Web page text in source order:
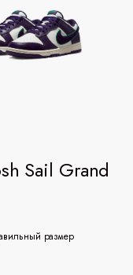
Sail Grand
размер